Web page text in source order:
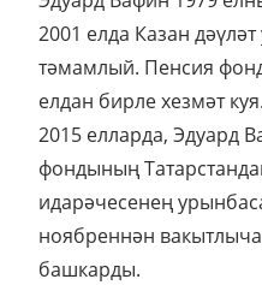
2001 елда Казан
тәмамлый. Пенсия
елдан бирле хезмәт
2015 елларда, Эдуард
фондының
идарәчесенең
ноябреннән
башкарды.